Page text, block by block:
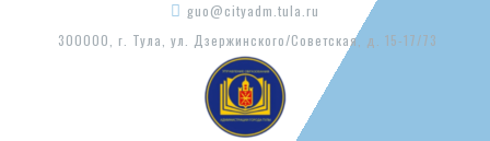
guo@cityadm.tula.ru
300000, г. Тула, ул. Дзержинского/Советская, д. 15-17/73